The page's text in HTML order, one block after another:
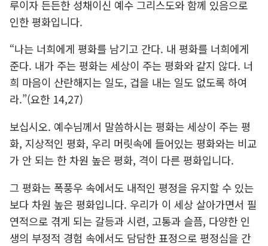
루이자 든든한 성채이신 예수 그리스도와 함께 있음으로
인한 평화입니다.
“나는 너희에게 평화를 남기고 간다. 내 평화를 너희에게
준다. 내가 주는 평화는 세상이 주는 평화와 같지 않다. 너
희 마음이 산란해지는 일도, 겁을 내는 일도 없도록 하여
라.”(요한 14,27)
보십시오. 예수님께서 말씀하시는 평화는 세상이 주는 평
화, 지상적인 평화, 우리 머릿속에 들어있는 평화와는 비교
가 안 되는 한 차원 높은 평화, 격이 다른 평화입니다.
그 평화는 폭풍우 속에서도 내적인 평정을 유지할 수 있는
보다 차원 높은 평화입니다. 우리가 이 세상 살아가면서 필
연적으로 겪게 되는 갈등과 시련, 고통과 슬픔, 다양한 인
생의 부정적 경험 속에서도 담담한 표정으로 평정심을 간